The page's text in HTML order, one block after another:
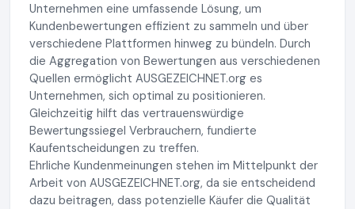
Unternehmen eine umfassende Lösung, um
Kundenbewertungen effizient zu sammeln und über
verschiedene Plattformen hinweg zu bündeln. Durch
die Aggregation von Bewertungen aus verschiedenen
Quellen ermöglicht AUSGEZEICHNET.org es
Unternehmen, sich optimal zu positionieren.
Gleichzeitig hilft das vertrauenswürdige
Bewertungssiegel Verbrauchern, fundierte
Kaufentscheidungen zu treffen.
Ehrliche Kundenmeinungen stehen im Mittelpunkt der
Arbeit von AUSGEZEICHNET.org, da sie entscheidend
dazu beitragen, dass potenzielle Käufer die Qualität